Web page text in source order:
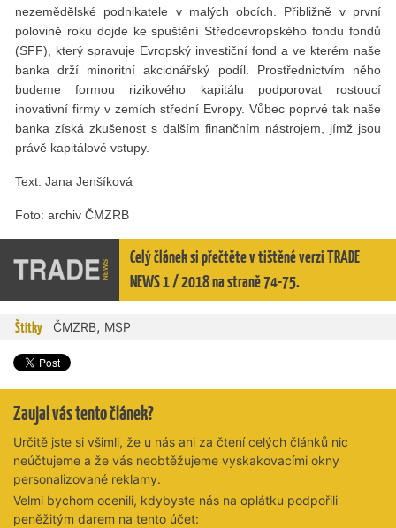
nezemědělské podnikatele v malých obcích. Přibližně v první
polovině roku dojde ke spuštění Středoevropského fondu fondů
(SFF), který spravuje Evropský investiční fond a ve kterém naše
banka drží minoritní akcionářský podíl. Prostřednictvím něho
budeme formou rizikového kapitálu podporovat rostoucí
inovativní firmy v zemích střední Evropy. Vůbec poprvé tak naše
banka získá zkušenost s dalším finančním nástrojem, jímž jsou
právě kapitálové vstupy.
Text: Jana Jenšíková
Foto: archiv ČMZRB
Celý článek si přečtěte v tištěné verzi TRADE
NEWS 1 / 2018 na straně 74-75.
Štítky ČMZRB, MSP
Zaujal vás tento článek?
Určitě jste si všimli, že u nás ani za čtení celých článků nic
neúčtujeme a že vás neobtěžujeme vyskakovacími okny
personalizované reklamy.
Velmi bychom ocenili, kdybyste nás na oplátku podpořili
peněžitým darem na tento účet: